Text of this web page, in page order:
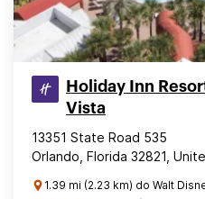
Holiday Inn
Vista
13351 State Road 535
Orlando, Florida 32821,
1.39 mi (2.23 km) do Walt